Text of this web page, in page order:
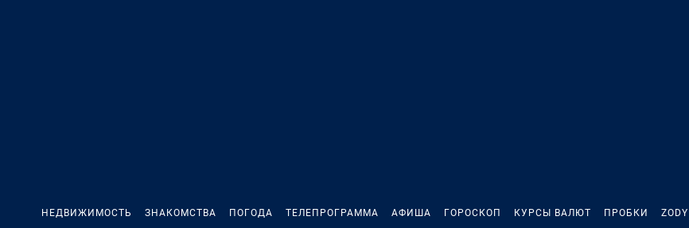
НЕДВИЖИМОСТЬ ЗНАКОМСТВА ПОГОДА ТЕЛЕПРОГРАММА АФИША ГОРОСКОП КУРСЫ ВАЛЮТ ПРОБКИ ZODY